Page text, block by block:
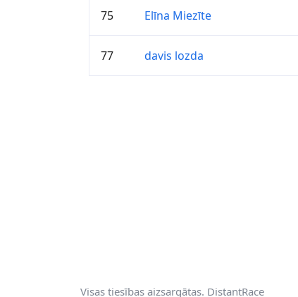
75 Elīna Miezīte
77 davis lozda
Visas tiesības aizsargātas. DistantRace